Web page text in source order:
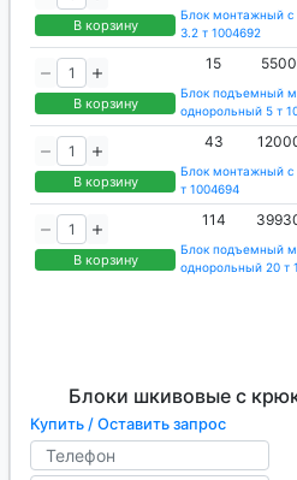
В корзину
Блок монтажный с
3.2 т 1004692
В корзину
15
Блок подъемный
однорольный 5 т
В корзину
43
Блок монтажный с
т 1004694
В корзину
114
Блок подъемный
однорольный 20 т
Блоки шкивовые с
Купить / Оставить запрос